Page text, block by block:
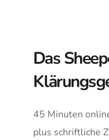
Das
45 Minuten
plus schriftliche